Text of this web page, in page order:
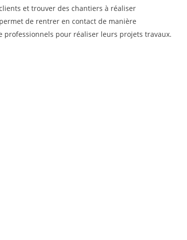
et trouver des chantiers à réaliser
de rentrer en contact de manière
pour réaliser leurs projets travaux.